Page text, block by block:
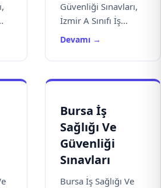
Güvenliği Sınavları,
İzmir A Sınıfı İş...
Devamı →
Bursa İş
Sağlığı Ve
Güvenliği
Sınavları
Bursa İş Sağlığı Ve